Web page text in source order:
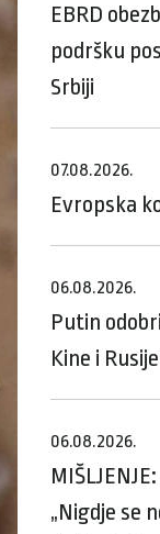
EBRD
podršku
Srbiji
07.08.2026.
Evropska
06.08.2026.
Putin
Kine i Rusije
06.08.2026.
„Nigdje se